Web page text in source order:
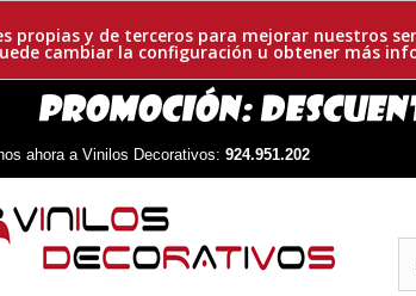
propias y de terceros para mejorar nuestros
cambiar la configuración u obtener más
ahora a Vinilos Decorativos: 924.951.202